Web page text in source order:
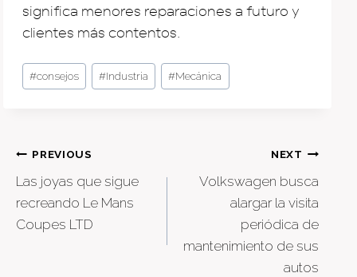
significa menores reparaciones a futuro y
clientes más contentos.
Post
Tags:
#consejos #Industria #Mecánica
Post
navigation
PREVIOUS
Las joyas que sigue
recreando Le Mans
Coupes LTD
NEXT
Volkswagen busca
alargar la visita
periódica de
mantenimiento de sus
autos